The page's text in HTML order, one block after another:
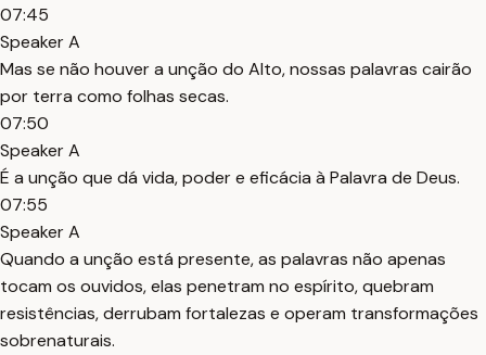
07:45
Speaker A
Mas se não houver a unção do Alto, nossas palavras cairão
por terra como folhas secas.
07:50
Speaker A
É a unção que dá vida, poder e eficácia à Palavra de Deus.
07:55
Speaker A
Quando a unção está presente, as palavras não apenas
tocam os ouvidos, elas penetram no espírito, quebram
resistências, derrubam fortalezas e operam transformações
sobrenaturais.